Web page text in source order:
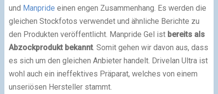
und Manpride einen engen Zusammenhang. Es werden die
gleichen Stockfotos verwendet und ähnliche Berichte zu
den Produkten veröffentlicht. Manpride Gel ist bereits als
Abzockprodukt bekannt. Somit gehen wir davon aus, dass
es sich um den gleichen Anbieter handelt. Drivelan Ultra ist
wohl auch ein ineffektives Präparat, welches von einem
unseriösen Hersteller stammt.